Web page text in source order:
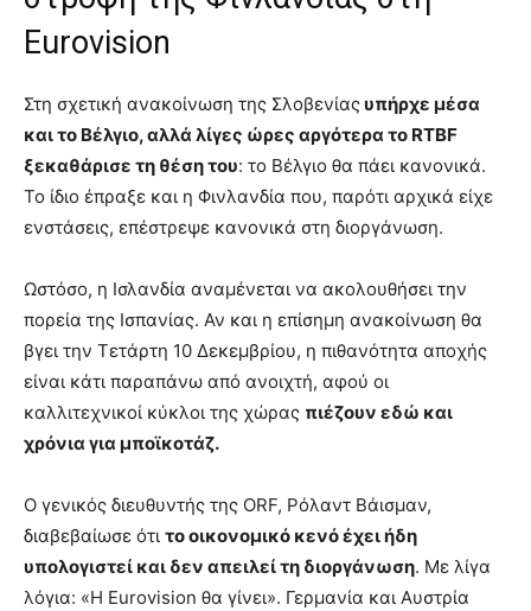
Eurovision
Στη σχετική ανακοίνωση της Σλοβενίαςυπήρχε μέσα
και το Βέλγιο, αλλά λίγες ώρες αργότερα το RTBF
ξεκαθάρισε τη θέση του: το Βέλγιο θα πάει κανονικά.
Το ίδιο έπραξε και η Φινλανδία που, παρότι αρχικά είχε
ενστάσεις, επέστρεψε κανονικά στη διοργάνωση.
Ωστόσο, η Ισλανδία αναμένεται να ακολουθήσει την
πορεία της Ισπανίας. Αν και η επίσημη ανακοίνωση θα
βγει την Τετάρτη 10 Δεκεμβρίου, η πιθανότητα αποχής
είναι κάτι παραπάνω από ανοιχτή, αφού οι
καλλιτεχνικοί κύκλοι της χώρας πιέζουν εδώ και
χρόνια για μποϊκοτάζ.
Ο γενικός διευθυντής της ORF, Ρόλαντ Βάισμαν,
διαβεβαίωσε ότι το οικονομικό κενό έχει ήδη
υπολογιστεί και δεν απειλεί τη διοργάνωση. Με λίγα
λόγια: «Η Eurovision θα γίνει». Γερμανία και Αυστρία